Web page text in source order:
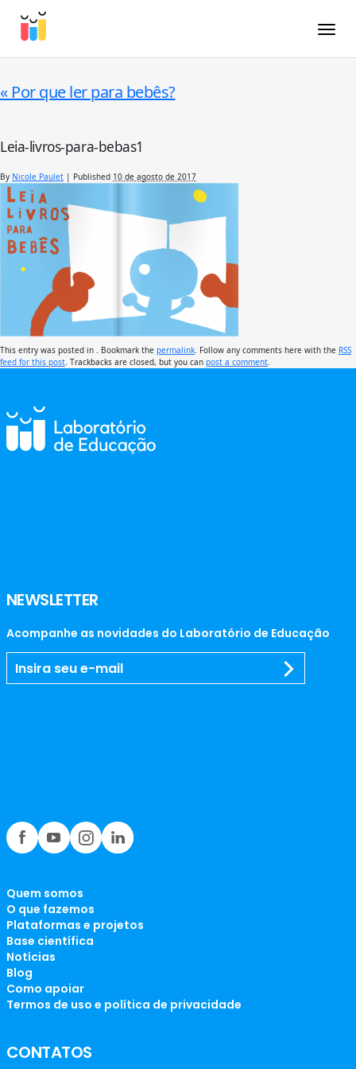
« Por que ler para bebês?
Leia-livros-para-bebas1
By Nicole Paulet | Published 10 de agosto de 2017
This entry was posted in . Bookmark the permalink . Follow any comments here with the RSS
feed for this post . Trackbacks are closed, but you can post a comment
NEWSLETTER
Acompanhe as novidades do Laboratório de Educação
Quem somos
O que fazemos
Plataformas e projetos
Base científica
Notícias
Blog
Como apoiar
Termos de uso e política de privacidade
CONTATOS